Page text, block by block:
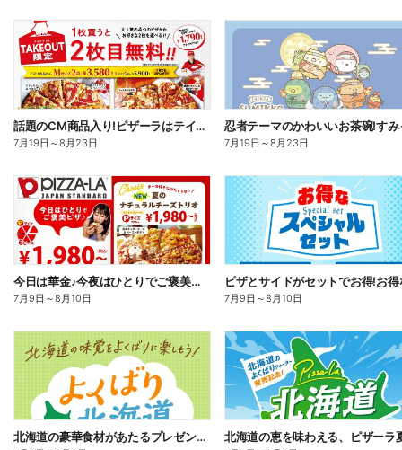
話題のCM商品入り!ピザーラはテイクアウトがお得!2枚目無料
7月19日 ～8月23日 7月19日 ～8月23日
今日は華金♪今夜はひとりでご褒美ピザ!ピザーラトリオ
7月9日 ～8月10日 7月9日 ～8月10日
北海道の豪華食材があたるプレゼントキャンペーン